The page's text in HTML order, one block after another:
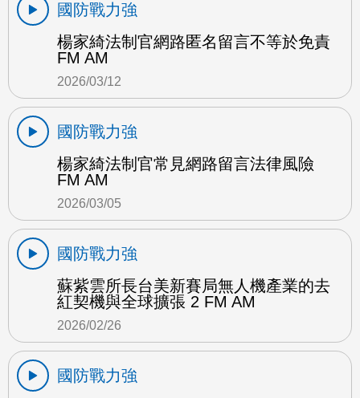
國防戰力強
楊家綺法制官網路匿名留言不等於免責
FM AM
2026/03/12
國防戰力強
楊家綺法制官常見網路留言法律風險
FM AM
2026/03/05
國防戰力強
蘇紫雲所長台美新賽局無人機產業的去
紅契機與全球擴張 2 FM AM
2026/02/26
國防戰力強